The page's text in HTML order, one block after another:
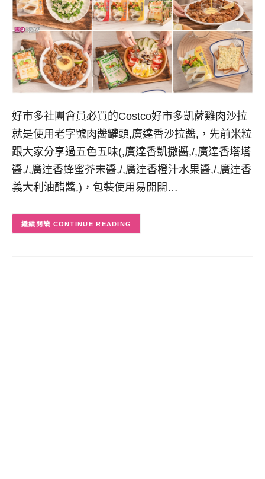
好市多社團會員必買的Costco好市多凱薩雞肉沙拉
就是使用老字號肉醬罐頭,廣達香沙拉醬,，先前米粒
跟大家分享過五色五味(,廣達香凱撒醬,/,廣達香塔塔
醬,/,廣達香蜂蜜芥末醬,/,廣達香橙汁水果醬,/,廣達香
義大利油醋醬,)，包裝使用易開關…
CONTINUE READING